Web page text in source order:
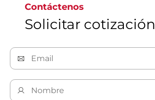
Descubra más
Contáctenos
Solicitar cotización